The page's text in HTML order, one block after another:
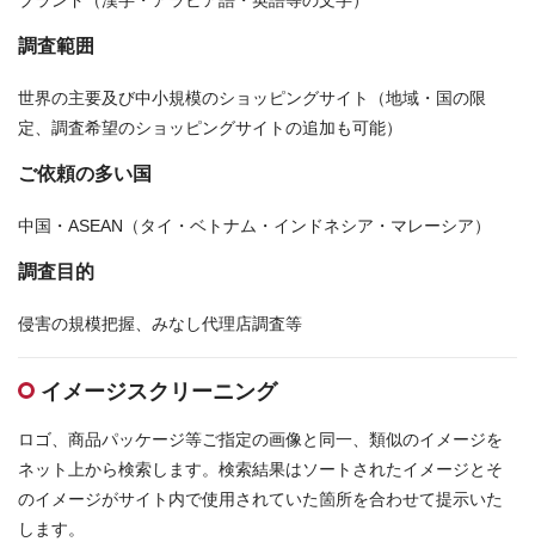
調査範囲
世界の主要及び中小規模のショッピングサイト（地域・国の限
定、調査希望のショッピングサイトの追加も可能）
ご依頼の多い国
中国・ASEAN（タイ・ベトナム・インドネシア・マレーシア）
調査目的
侵害の規模把握、みなし代理店調査等
イメージスクリーニング
ロゴ、商品パッケージ等ご指定の画像と同一、類似のイメージを
ネット上から検索します。検索結果はソートされたイメージとそ
のイメージがサイト内で使用されていた箇所を合わせて提示いた
します。